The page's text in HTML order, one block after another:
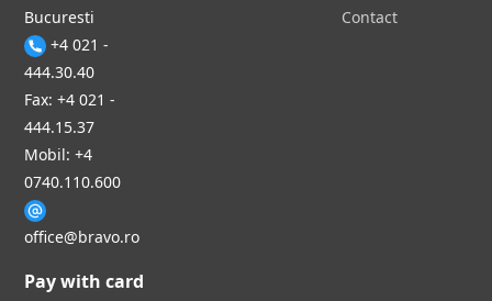
Bucuresti
+4 021 -
444.30.40
Fax: +4 021 -
444.15.37
Mobil: +4
0740.110.600
office@bravo.ro
Contact
Pay with card